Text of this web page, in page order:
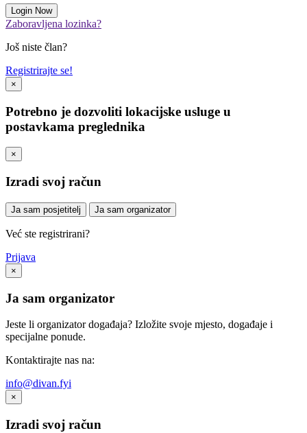
Zaboravljena lozinka?
Još niste član?
Registrirajte se!
×
Potrebno je dozvoliti lokacijske usluge u
postavkama preglednika
×
Izradi svoj račun
Ja sam posjetitelj Ja sam organizator
Već ste registrirani?
Prijava
×
Ja sam organizator
Jeste li organizator događaja? Izložite svoje mjesto, događaje i
specijalne ponude.
Kontaktirajte nas na:
info@divan.fyi
×
Izradi svoj račun